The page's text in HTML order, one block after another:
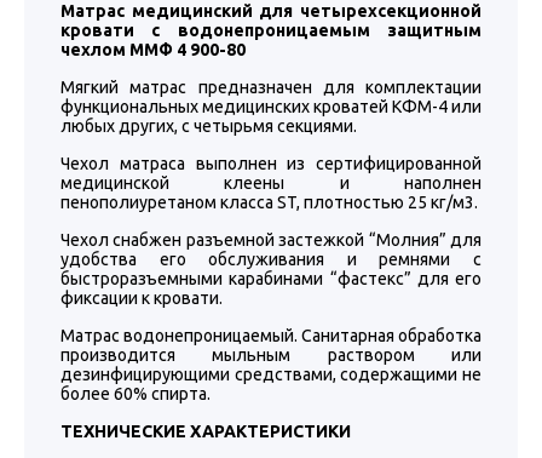
Матрас медицинский для четырехсекционной
кровати с водонепроницаемым защитным
чехлом ММФ 4 900-80
Мягкий матрас предназначен для комплектации
функциональных медицинских кроватей КФМ-4 или
любых других, с четырьмя секциями.
Чехол матраса выполнен из сертифицированной
медицинской клеены и наполнен
пенополиуретаном класса ST, плотностью 25 кг/м3.
Чехол снабжен разъемной застежкой “Молния” для
удобства его обслуживания и ремнями с
быстроразъемными карабинами “фастекс” для его
фиксации к кровати.
Матрас водонепроницаемый. Санитарная обработка
производится мыльным раствором или
дезинфицирующими средствами, содержащими не
более 60% спирта.
ТЕХНИЧЕСКИЕ ХАРАКТЕРИСТИКИ